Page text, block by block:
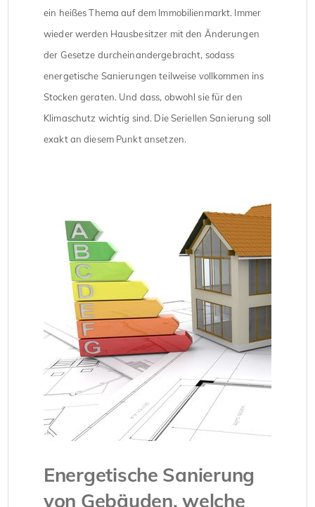
ein heißes Thema auf dem Immobilienmarkt. Immer
wieder werden Hausbesitzer mit den Änderungen
der Gesetze durcheinandergebracht, sodass
energetische Sanierungen teilweise vollkommen ins
Stocken geraten. Und dass, obwohl sie für den
Klimaschutz wichtig sind. Die Seriellen Sanierung soll
exakt an diesem Punkt ansetzen.
Energetische Sanierung
von Gebäuden, welche